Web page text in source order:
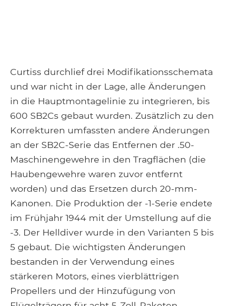
Curtiss durchlief drei Modifikationsschemata
und war nicht in der Lage, alle Änderungen
in die Hauptmontagelinie zu integrieren, bis
600 SB2Cs gebaut wurden. Zusätzlich zu den
Korrekturen umfassten andere Änderungen
an der SB2C-Serie das Entfernen der .50-
Maschinengewehre in den Tragflächen (die
Haubengewehre waren zuvor entfernt
worden) und das Ersetzen durch 20-mm-
Kanonen. Die Produktion der -1-Serie endete
im Frühjahr 1944 mit der Umstellung auf die
-3. Der Helldiver wurde in den Varianten 5 bis
5 gebaut. Die wichtigsten Änderungen
bestanden in der Verwendung eines
stärkeren Motors, eines vierblättrigen
Propellers und der Hinzufügung von